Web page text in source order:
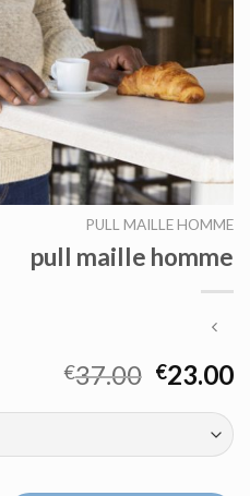
PULL MAILLE HOMME
pull maille homme
€37.00 €23.00